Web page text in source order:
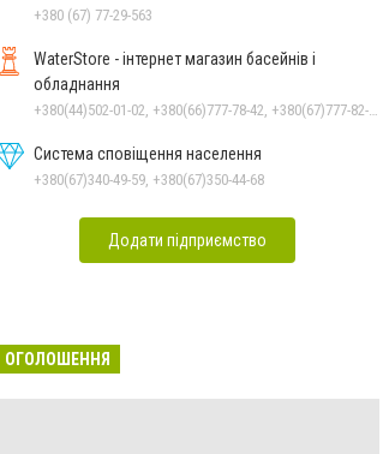
+380 (67) 77-29-563
WaterStore - інтернет магазин басейнів і
обладнання
Система сповіщення населення
+380(67)340-49-59, +380(67)350-44-68
Додати підприємство
ОГОЛОШЕННЯ